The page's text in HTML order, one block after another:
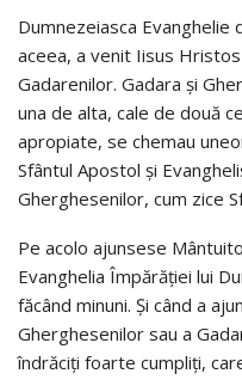
Dumnezeiasca Evanghelie
aceea, a venit Iisus
Gadarenilor. Gadara şi
una de alta, cale de două
apropiate, se chemau
Sfântul Apostol şi
Gherghesenilor, cum zice
Pe acolo ajunsese
Evanghelia Împărăţiei lui
făcând minuni. Şi când a
Gherghesenilor sau a
îndrăciţi foarte cumpliţi,